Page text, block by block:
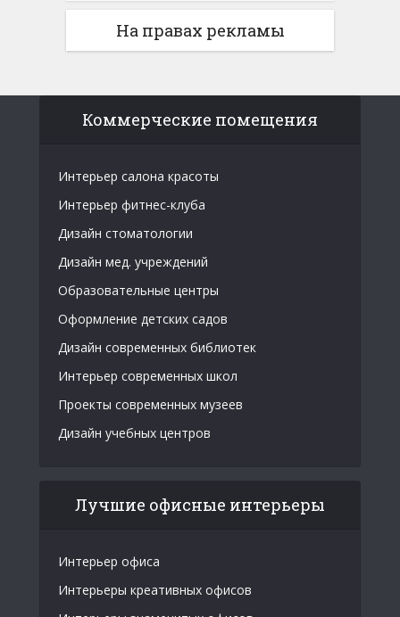
На правах рекламы
Коммерческие помещения
Интерьер салона красоты
Интерьер фитнес-клуба
Дизайн стоматологии
Дизайн мед. учреждений
Образовательные центры
Оформление детских садов
Дизайн современных библиотек
Интерьер современных школ
Проекты современных музеев
Дизайн учебных центров
Лучшие офисные интерьеры
Интерьер офиса
Интерьеры креативных офисов